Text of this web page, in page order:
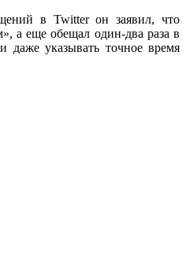
в Twitter он заявил, что
а еще обещал один-два раза в
даже указывать точное время